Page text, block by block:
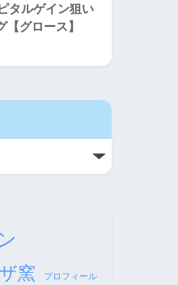
タルゲイン狙い
グロース】
窯 プロフィール